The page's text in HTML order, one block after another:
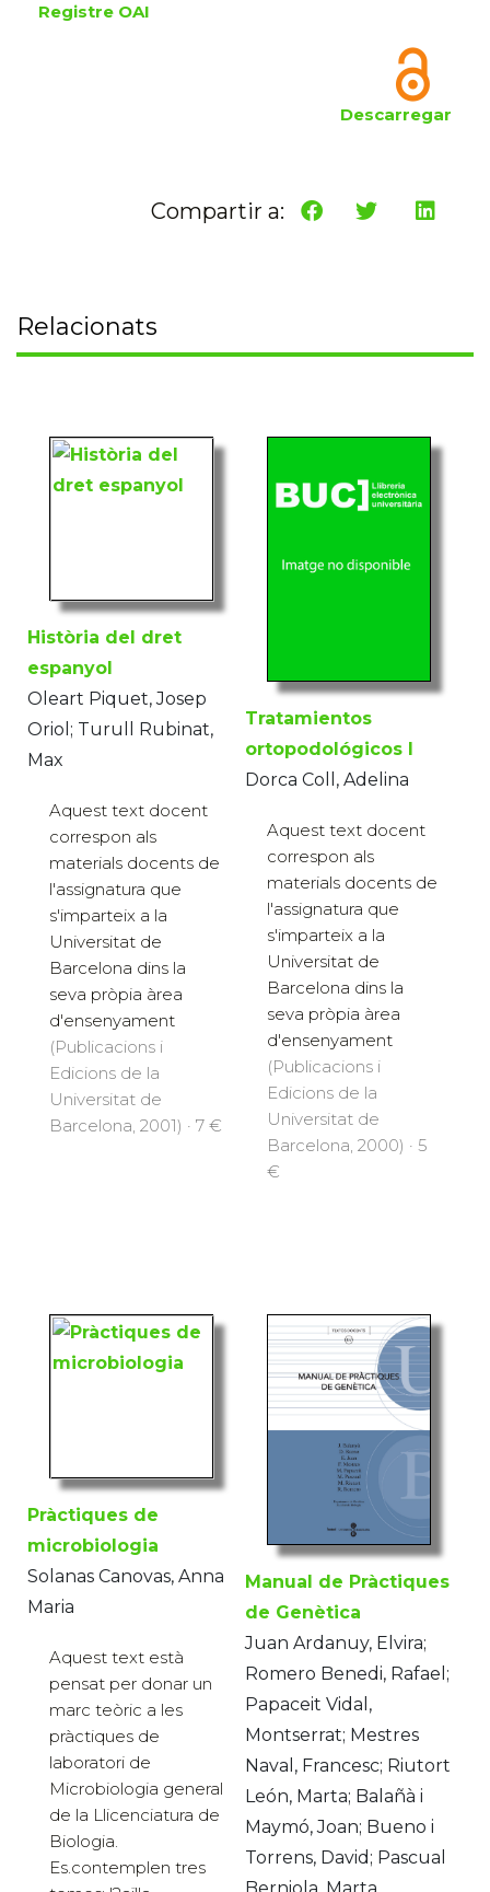
Registre OAI
Descarregar
Compartir a:
Relacionats
Història del dret
espanyol
Oleart Piquet, Josep
Oriol; Turull Rubinat,
Max
Aquest text docent
correspon als
materials docents de
l'assignatura que
s'imparteix a la
Universitat de
Barcelona dins la
seva pròpia àrea
d'ensenyament
(Publicacions i
Edicions de la
Universitat de
Barcelona, 2001) · 7 €
Tratamientos
ortopodológicos I
Dorca Coll, Adelina
Aquest text docent
correspon als
materials docents de
l'assignatura que
s'imparteix a la
Universitat de
Barcelona dins la
seva pròpia àrea
d'ensenyament
(Publicacions i
Edicions de la
Universitat de
Barcelona, 2000) · 5
€
Pràctiques de
microbiologia
Solanas Canovas, Anna
Maria
Aquest text està
pensat per donar un
marc teòric a les
pràctiques de
laboratori de
Microbiologia general
de la Llicenciatura de
Biologia.
Es.contemplen tres
Manual de Pràctiques
de Genètica
Juan Ardanuy, Elvira;
Romero Benedi, Rafael;
Papaceit Vidal,
Montserrat; Mestres
Naval, Francesc; Riutort
León, Marta; Balañà i
Maymó, Joan; Bueno i
Torrens, David; Pascual